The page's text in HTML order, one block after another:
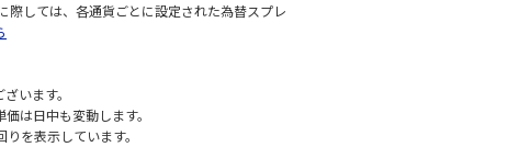
しては、各通貨ごとに設定された為替スプレ
います。
は日中も変動します。
を表示しています。